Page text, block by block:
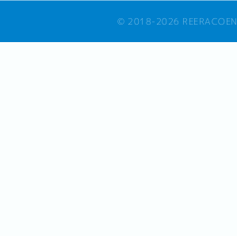
© 2018-2026 REERACOEN